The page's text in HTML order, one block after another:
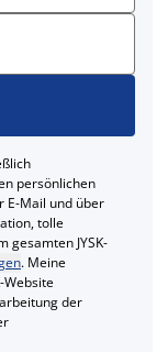
persönlichen
E-Mail und über
tolle
gesamten JYSK-
. Meine
Website
der